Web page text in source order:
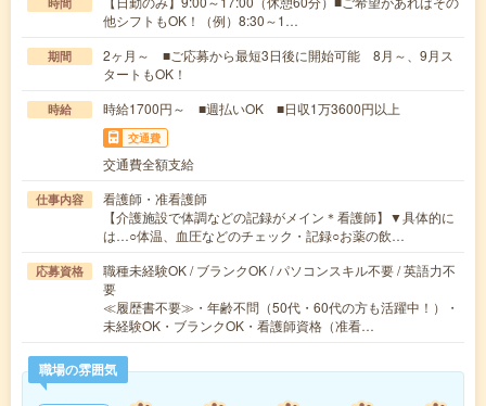
他シフトもOK！（例）8:30～1…
期間
2ヶ月～ ■ご応募から最短3日後に開始可能 8月～、9月ス
タートもOK！
時給 時給1700円～ ■週払いOK ■日収1万3600円以上
交通費
交通費全額支給
仕事内容
看護師・准看護師
【介護施設で体調などの記録がメイン＊看護師】▼具体的に
は…○体温、血圧などのチェック・記録○お薬の飲…
応募資格
職種未経験OK / ブランクOK / パソコンスキル不要 / 英語力不
要
≪履歴書不要≫・年齢不問（50代・60代の方も活躍中！）・
未経験OK・ブランクOK・看護師資格（准看…
職場の雰囲気